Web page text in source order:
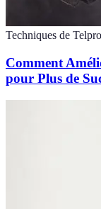
Techniques de
Comment
pour Plus de